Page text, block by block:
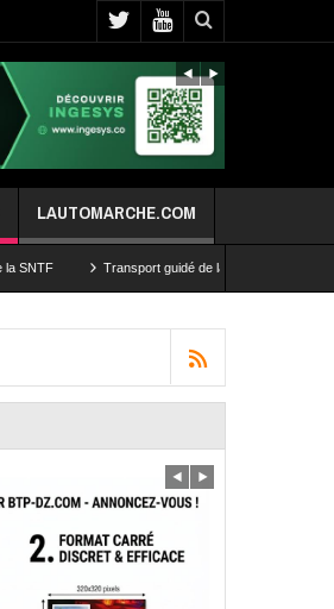
LAUTOMARCHE.COM
Transport guidé de la capitale: les travaux d’extension